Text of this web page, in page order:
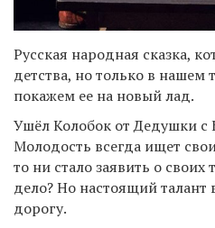
Русская народная сказка,
детства, но только в нашем
покажем ее на новый лад.
Ушёл Колобок от Дедушки с
Молодость всегда ищет
то ни стало заявить о своих
дело? Но настоящий талант
дорогу.